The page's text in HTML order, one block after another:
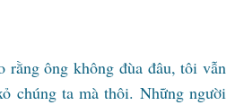
rằng ông không đùa đâu, tôi vẫn
chúng ta mà thôi. Những người